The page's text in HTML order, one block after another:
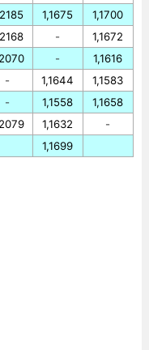
-
-
1,1675
-
-
1,1644
1,1558
1,1632
1,1699
1,1700
1,1672
1,1616
1,1583
1,1658
-